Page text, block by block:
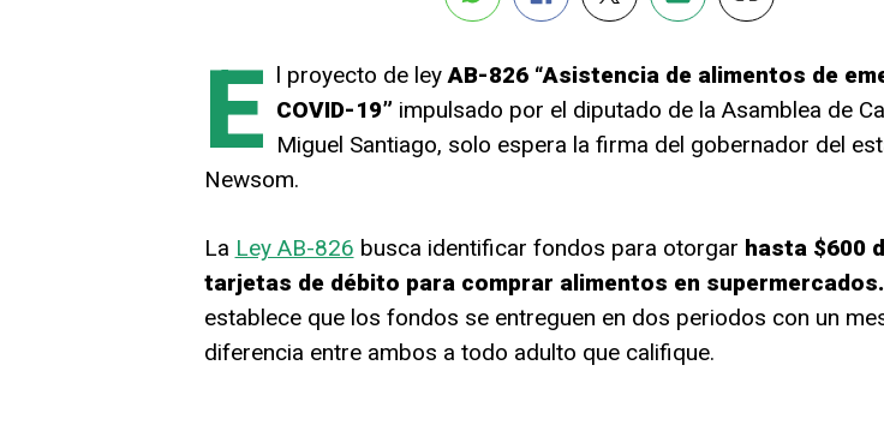
E l proyecto de leyAB-826 “Asistencia de alimentos de
COVID-19” impulsado por el diputado de la Asamblea de
Miguel Santiago, solo espera la firma del gobernador del
Newsom.
La Ley AB-826 busca identificar fondos para otorgar hasta $600
tarjetas de débito para comprar alimentos en supermercados.
establece que los fondos se entreguen en dos periodos con un
diferencia entre ambos a todo adulto que califique.